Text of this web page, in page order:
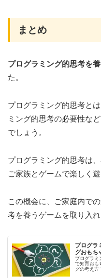
まとめ
プログラミング的思考を
た。
プログラミング的思考と
ミング的思考の必要性な
でしょう。
プログラミング的思考は
ご家族とゲームで楽しく
この機会に、ご家庭内で
考を養うゲームを取り入れ
プログラ
グおもち
プログラミ
で知育おも
グの考え方